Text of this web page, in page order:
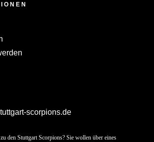
scorpions.de
den Stuttgart Scorpions? Sie wollen über eines